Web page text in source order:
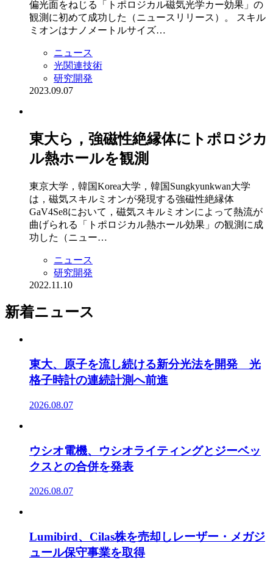
偏光面をねじる「トポロジカル磁気光学カー効果」の
観測に初めて成功した（ニュースリリース）。 スキル
ミオンはナノメートルサイズ…
ニュース
光関連技術
研究開発
2023.09.07
東大ら，強磁性絶縁体にトポロジカ
ル熱ホールを観測
東京大学，韓国Korea大学，韓国Sungkyunkwan大学
は，磁気スキルミオンが発現する強磁性絶縁体
GaV4Se8において，磁気スキルミオンによって熱流が
曲げられる「トポロジカル熱ホール効果」の観測に成
功した（ニュー…
ニュース
研究開発
2022.11.10
新着ニュース
東大、原子を流し続ける新分光法を開発 光
格子時計の連続計測へ前進
2026.08.07
ウシオ電機、ウシオライティングとジーベッ
クスとの合併を発表
2026.08.07
Lumibird、Cilas株を売却しレーザー・メガジ
ュール保守事業を取得